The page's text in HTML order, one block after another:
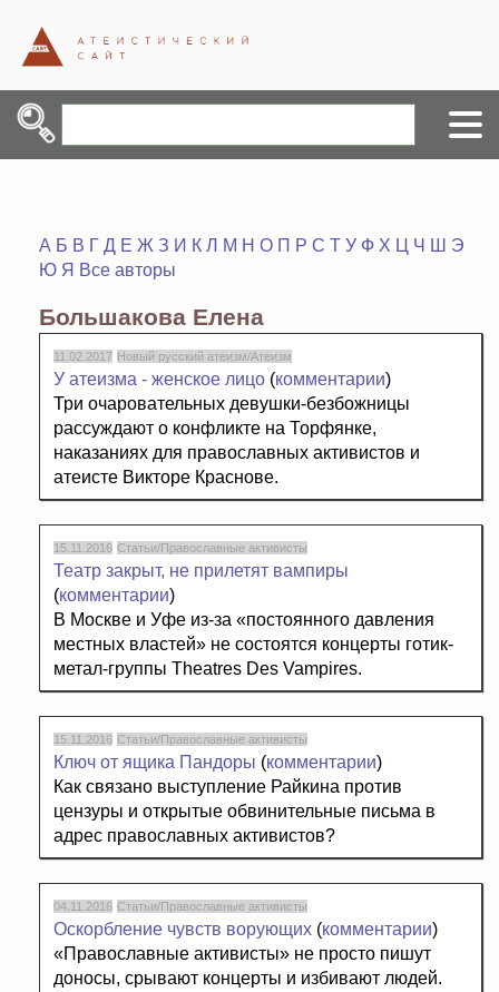
А Б В Г Д Е Ж З И К Л М Н О П Р С Т У Ф Х Ц Ч Ш
Э
Ю Я Все авторы
Большакова Елена
11.02.2017 Новый русский атеизм/Атеизм
У атеизма - женское лицо (комментарии)
Три очаровательных девушки-безбожницы
рассуждают о конфликте на Торфянке,
наказаниях для православных активистов и
атеисте Викторе Краснове.
15.11.2016 Статьи/Православные активисты
Театр закрыт, не прилетят вампиры
(комментарии)
В Москве и Уфе из-за «постоянного давления
местных властей» не состоятся концерты готик-
метал-группы Theatres Des Vampires.
15.11.2016 Статьи/Православные активисты
Ключ от ящика Пандоры (комментарии)
Как связано выступление Райкина против
цензуры и открытые обвинительные письма в
адрес православных активистов?
04.11.2016 Статьи/Православные активисты
Оскорбление чувств ворующих (комментарии)
«Православные активисты» не просто пишут
доносы, срывают концерты и избивают людей.